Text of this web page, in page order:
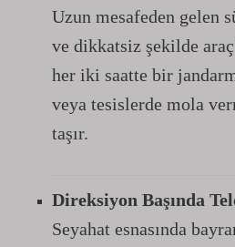
Uzun mesafeden gelen
ve dikkatsiz şekilde
her iki saatte bir
veya tesislerde mola
taşır.
Direksiyon Başında
Seyahat esnasında